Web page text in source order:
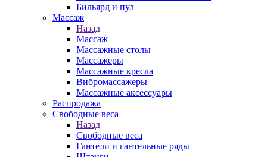
Бильярд и пул
Массаж
Назад
Массаж
Массажные столы
Массажеры
Массажные кресла
Вибромассажеры
Массажные аксессуары
Распродажа
Свободные веса
Назад
Свободные веса
Гантели и гантельные ряды